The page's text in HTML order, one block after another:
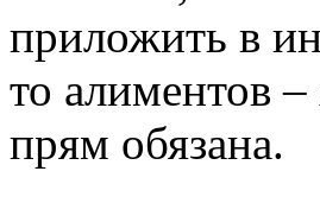
приложить в
то алиментов
прям обязана.